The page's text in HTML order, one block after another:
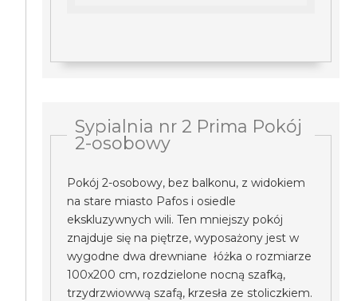
Sypialnia nr 2 Prima Pokój
2-osobowy
Pokój 2-osobowy, bez balkonu, z widokiem
na stare miasto Pafos i osiedle
ekskluzywnych wili. Ten mniejszy pokój
znajduje się na piętrze, wyposażony jest w
wygodne dwa drewniane łóżka o rozmiarze
100x200 cm, rozdzielone nocną szafką,
trzydrzwiowwą szafą, krzesła ze stoliczkiem.